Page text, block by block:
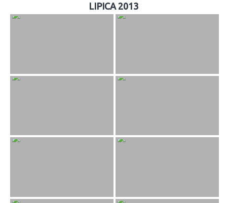
LIPICA 2013